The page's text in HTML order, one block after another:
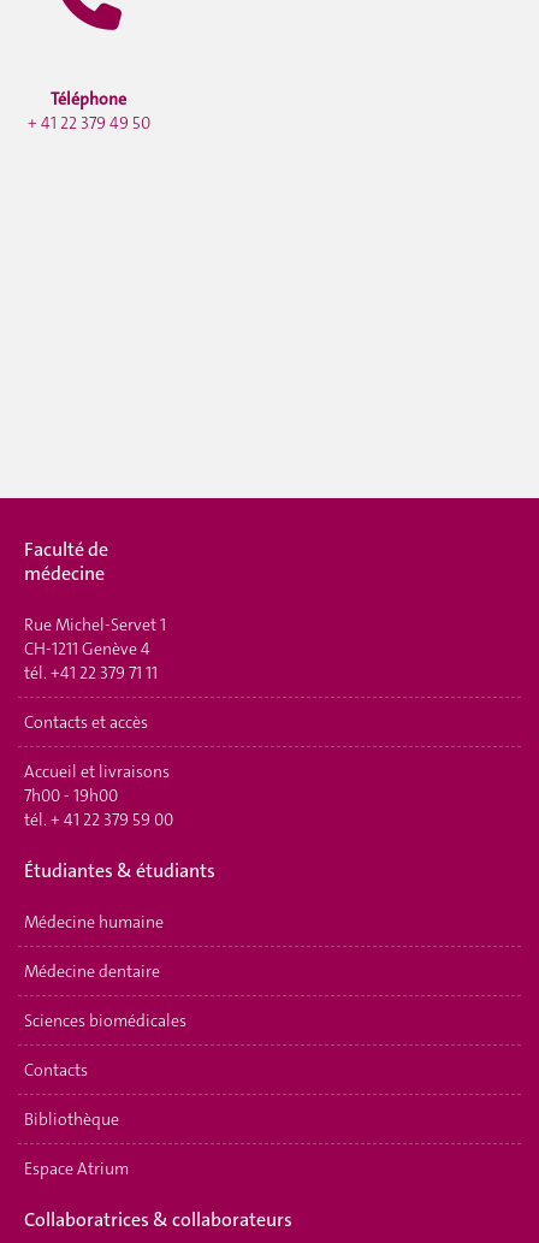
Téléphone
+ 41 22 379 49 50
Faculté de
médecine
Rue Michel-Servet 1
CH-1211 Genève 4
tél. +41 22 379 71 11
Contacts et accès
Accueil et livraisons
7h00 - 19h00
tél. + 41 22 379 59 00
Étudiantes & étudiants
Médecine humaine
Médecine dentaire
Sciences biomédicales
Contacts
Bibliothèque
Espace Atrium
Collaboratrices & collaborateurs